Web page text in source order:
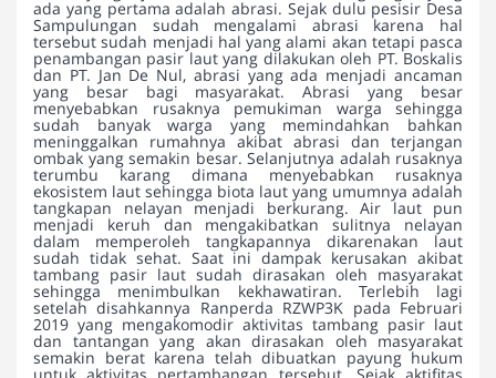
ada yang pertama adalah abrasi. Sejak dulu pesisir Desa
Sampulungan sudah mengalami abrasi karena hal
tersebut sudah menjadi hal yang alami akan tetapi pasca
penambangan pasir laut yang dilakukan oleh PT. Boskalis
dan PT. Jan De Nul, abrasi yang ada menjadi ancaman
yang besar bagi masyarakat. Abrasi yang besar
menyebabkan rusaknya pemukiman warga sehingga
sudah banyak warga yang memindahkan bahkan
meninggalkan rumahnya akibat abrasi dan terjangan
ombak yang semakin besar. Selanjutnya adalah rusaknya
terumbu karang dimana menyebabkan rusaknya
ekosistem laut sehingga biota laut yang umumnya adalah
tangkapan nelayan menjadi berkurang. Air laut pun
menjadi keruh dan mengakibatkan sulitnya nelayan
dalam memperoleh tangkapannya dikarenakan laut
sudah tidak sehat. Saat ini dampak kerusakan akibat
tambang pasir laut sudah dirasakan oleh masyarakat
sehingga menimbulkan kekhawatiran. Terlebih lagi
setelah disahkannya Ranperda RZWP3K pada Februari
2019 yang mengakomodir aktivitas tambang pasir laut
dan tantangan yang akan dirasakan oleh masyarakat
semakin berat karena telah dibuatkan payung hukum